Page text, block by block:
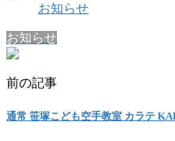
お知らせ
お知らせ
前の記事
通常 笹塚こども空手教室 カラテ